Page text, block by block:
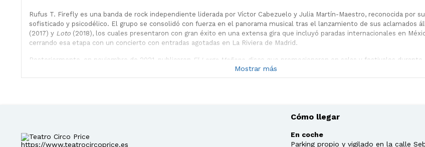
Rufus T. Firefly es una banda de rock independiente liderada por Víctor Cabezuelo y Julia Martín-Maestro, reconocida por
sofisticado y psicodélico. El grupo se consolidó con fuerza en el panorama musical tras el lanzamiento de sus aclamados
(2017) y Loto (2018), los cuales presentaron con gran éxito en una extensa gira que incluyó paradas internacionales en
cerrando esa etapa con un concierto con entradas agotadas en La Riviera de Madrid.
Posteriormente, en noviembre de 2021, publicaron El Largo Mañana , disco que promocionaron en salas y festivales durante
culminó con una edición especial con colaboraciones de artistas como Anni B Sweet y Club del Río. Esta etapa los llevó a
relevancia y festivales destacados como el Vive Latino, e incluso los llevó a componer un tema exclusivo para el Museo del
Lanzarote o una fábrica de zumos, manteniendo en paralelo su gira tradicional por salas y festivales de España.
Mostrar más
https://www.teatrocircoprice.es
Cómo llegar
En coche
Parking propio y vigilado en la calle